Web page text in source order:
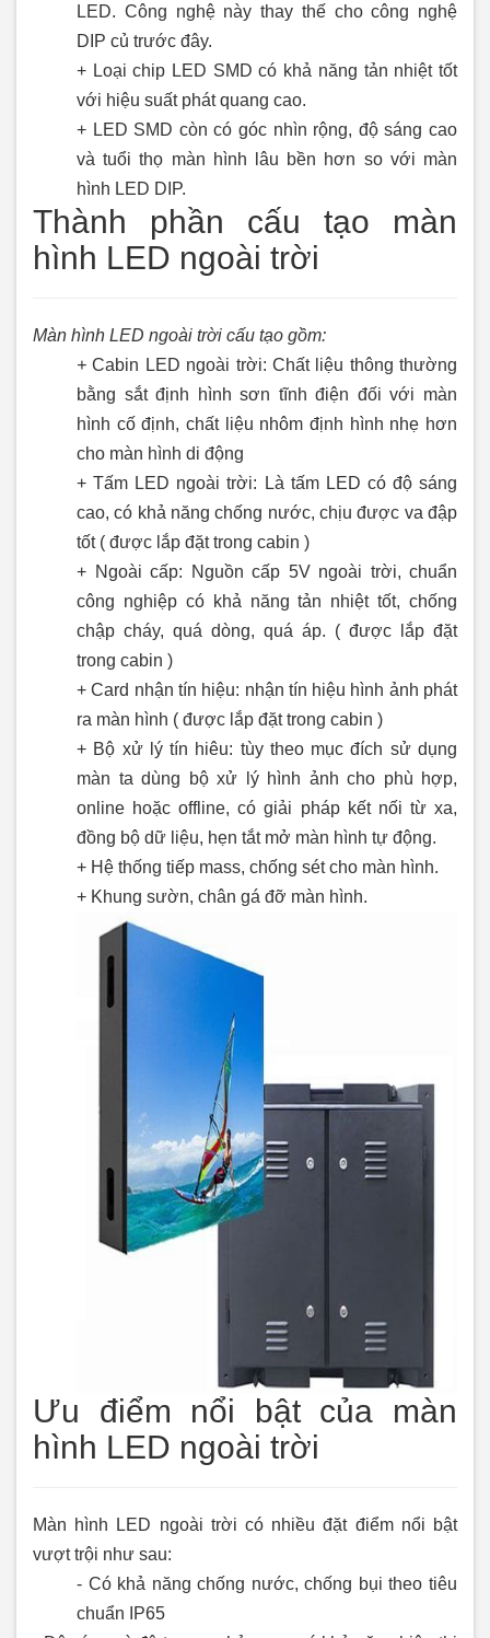
LED. Công nghệ này thay thế cho công nghệ
DIP củ trước đây.
+ Loại chip LED SMD có khả năng tản nhiệt tốt
với hiệu suất phát quang cao.
+ LED SMD còn có góc nhìn rộng, độ sáng cao
và tuổi thọ màn hình lâu bền hơn so với màn
hình LED DIP.
Thành phần cấu tạo màn
hình LED ngoài trời
Màn hình LED ngoài trời cấu tạo gồm:
+Cabin LED ngoài trời: Chất liệu thông thường
bằng sắt định hình sơn tĩnh điện đối với màn
hình cố định, chất liệu nhôm định hình nhẹ hơn
cho màn hình di động
+ Tấm LED ngoài trời: Là tấm LED có độ sáng
cao, có khả năng chống nước, chịu được va đập
tốt ( được lắp đặt trong cabin )
+ Ngoài cấp: Nguồn cấp 5V ngoài trời, chuẩn
công nghiệp có khả năng tản nhiệt tốt, chống
chập cháy, quá dòng, quá áp. ( được lắp đặt
trong cabin )
+ Card nhận tín hiệu: nhận tín hiệu hình ảnh phát
ra màn hình ( được lắp đặt trong cabin )
+ Bộ xử lý tín hiêu: tùy theo mục đích sử dụng
màn ta dùng bộ xử lý hình ảnh cho phù hợp,
online hoặc offline, có giải pháp kết nối từ xa,
đồng bộ dữ liệu, hẹn tắt mở màn hình tự động.
+ Hệ thống tiếp mass, chống sét cho màn hình.
+ Khung sườn, chân gá đỡ màn hình.
Ưu điểm nổi bật của màn
hình LED ngoài trời
Màn hình LED ngoài trời có nhiều đặt điểm nổi bật
vượt trội như sau:
- Có khả năng chống nước, chống bụi theo tiêu
chuẩn IP65